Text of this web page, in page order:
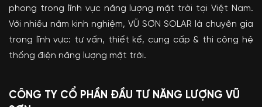
phong trong lĩnh vực năng lượng mặt trời tại Việt Nam.
Với nhiều năm kinh nghiệm, VŨ SƠN SOLAR là chuyên gia
trong lĩnh vực: tư vấn, thiết kế, cung cấp & thi công hệ
thống điện năng lượng mặt trời.
CÔNG TY CỔ PHẦN ĐẦU TƯ NĂNG LƯỢNG VŨ